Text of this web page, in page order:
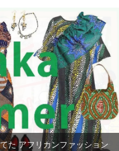
た アフリカンファッション
！】タンザニア産 カシュー